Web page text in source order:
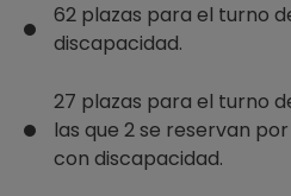
62 plazas para el turno
discapacidad.
27 plazas para el turno
las que 2 se reservan
con discapacidad.